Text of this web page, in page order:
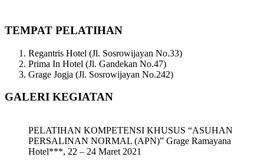
TEMPAT PELATIHAN
Regantris Hotel (Jl. Sosrowijayan No.33)
Prima In Hotel (Jl. Gandekan No.47)
Grage Jogja (Jl. Sosrowijayan No.242)
GALERI KEGIATAN
PELATIHAN KOMPETENSI KHUSUS “ASUHAN
PERSALINAN NORMAL (APN)” Grage Ramayana
Hotel***, 22 – 24 Maret 2021